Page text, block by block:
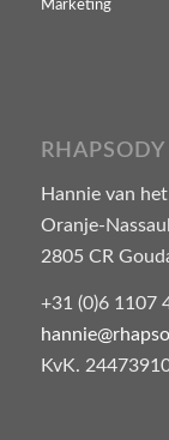
Marketing
Hannie van
Oranje-
2805 CR
+31 (0)6 1107
KvK.